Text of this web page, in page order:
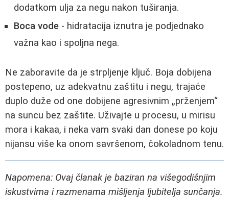
dodatkom ulja za negu nakon tuširanja.
Boca vode - hidratacija iznutra je podjednako
važna kao i spoljna nega.
Ne zaboravite da je strpljenje ključ. Boja dobijena
postepeno, uz adekvatnu zaštitu i negu, trajaće
duplo duže od one dobijene agresivnim „prženjem“
na suncu bez zaštite. Uživajte u procesu, u mirisu
mora i kakaa, i neka vam svaki dan donese po koju
nijansu više ka onom savršenom, čokoladnom tenu.
Napomena: Ovaj članak je baziran na višegodišnjim
iskustvima i razmenama mišljenja ljubitelja sunčanja.